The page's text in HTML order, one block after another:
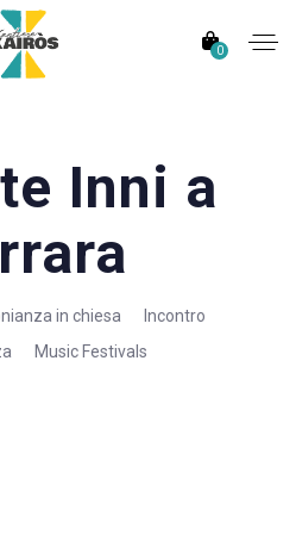
0
Inni a
in chiesa
Incontro
Music Festivals